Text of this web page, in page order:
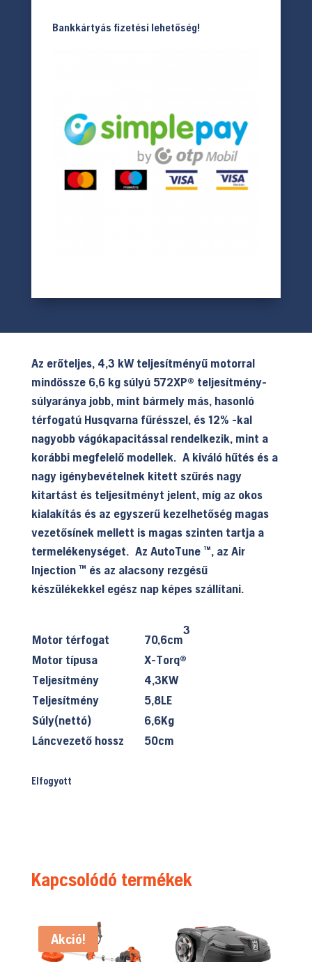
Bankkártyás fizetési lehetőség!
Az erőteljes, 4,3 kW teljesítményű motorral
mindössze 6,6 kg súlyú 572XP® teljesítmény-
súlyaránya jobb, mint bármely más, hasonló
térfogatú Husqvarna fűrésszel, és 12% -kal
nagyobb vágókapacitással rendelkezik, mint a
korábbi megfelelő modellek. A kiváló hűtés és a
nagy igénybevételnek kitett szűrés nagy
kitartást és teljesítményt jelent, míg az okos
kialakítás és az egyszerű kezelhetőség magas
vezetősínek mellett is magas szinten tartja a
termelékenységet. Az AutoTune ™, az Air
Injection ™ és az alacsony rezgésű
készülékekkel egész nap képes szállítani.
Motor térfogat 70,6cm
3
Motor típusa
X-Torq®
Teljesítmény
4,3KW
Teljesítmény
5,8LE
Súly(nettó)
6,6Kg
Láncvezető hossz
50cm
Elfogyott
Kapcsolódó termékek
Akció!